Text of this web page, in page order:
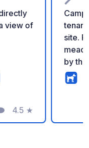
view of
4.5
Beoordeling
★
site. Pitches on well-maintained
by
ordered
offers